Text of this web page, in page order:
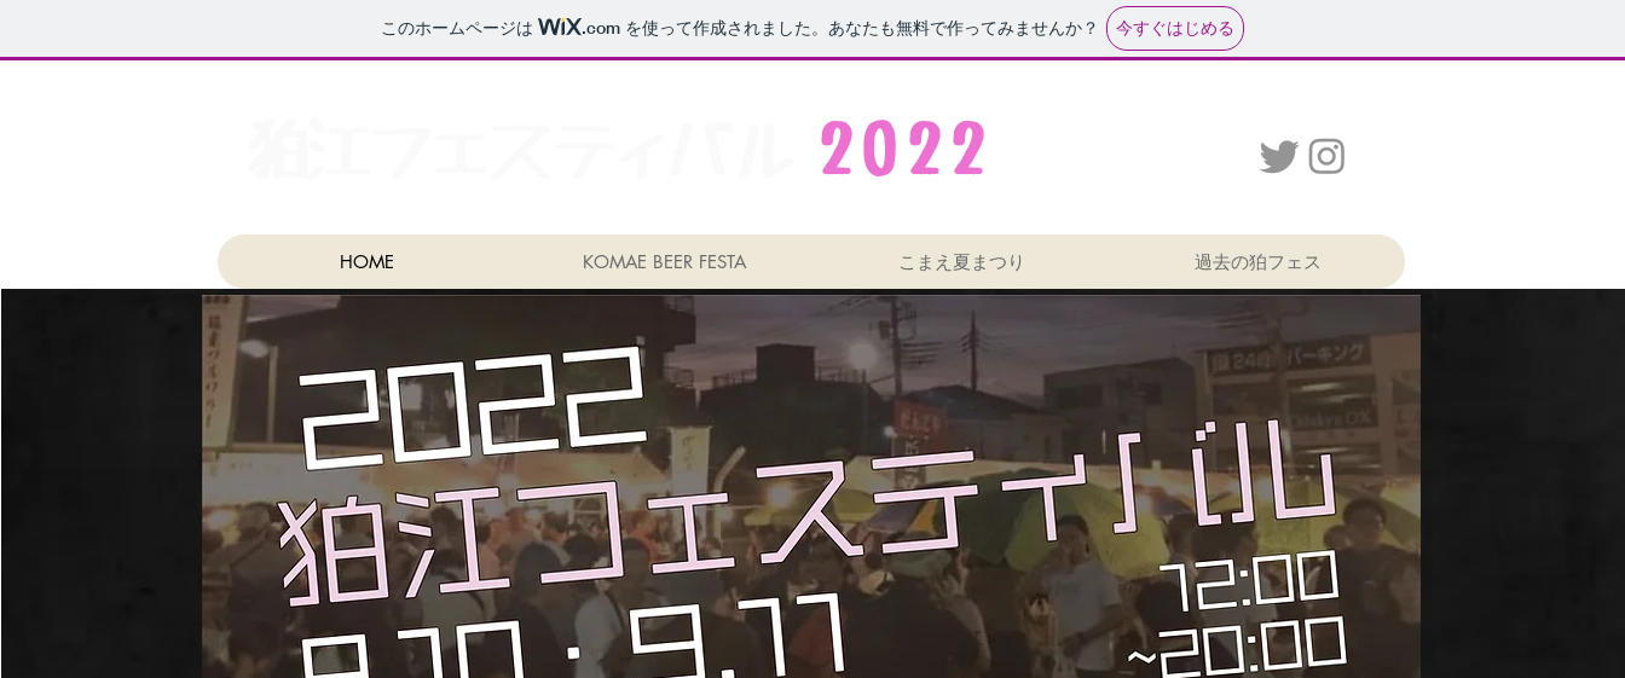
このホームページは .com を使って作成されました。あなたも無料で作ってみませんか？ 今すぐはじめる
2022
HOME KOMAE BEER FESTA こまえ夏まつり 過去の狛フェス